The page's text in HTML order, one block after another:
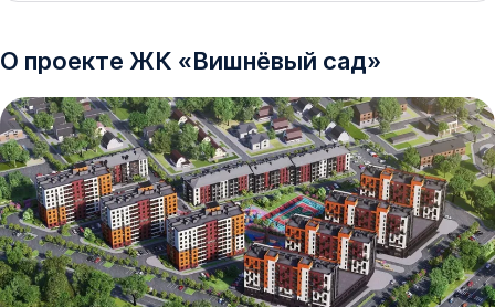
О проекте ЖК «Вишнёвый сад»